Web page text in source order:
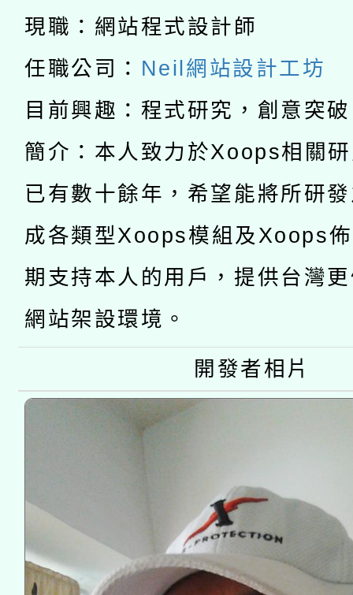
礎課程
A3數位素養講師名單
「數位內容與教學軟體
pilot」
有關大陸委員會函釋公
薪期間赴陸應申請許可
轉知經濟部水利署委託
業技術研究院辦理「
用水績優單位及節水達
動」
115年8月22日(星期六
桃園市孔廟祈福系列
開 智慧啟航」
2026年桃園地景藝術
「2026桃園藝術巡演
關事宜
現職：網站程式設計師
任職公司： Neil網站設計工坊
目前興趣：程式研究，創意突
簡介：本人致力於Xoops相關
已有數十餘年，希望能將所研
成各類型Xoops模組及Xoops
期支持本人的用戶，提供台灣
網站架設環境。
開發者相片